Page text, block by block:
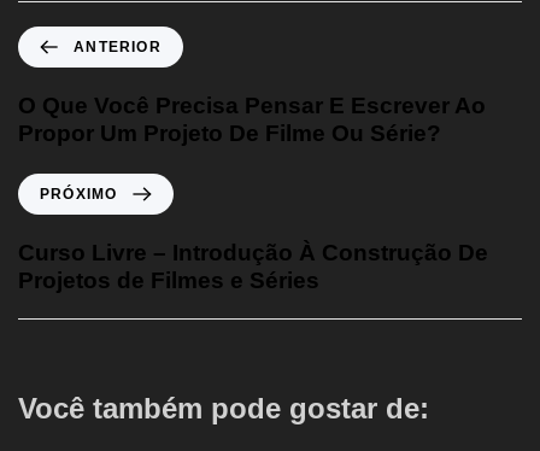
ANTERIOR
O Que Você Precisa Pensar E Escrever Ao
Propor Um Projeto De Filme Ou Série?
PRÓXIMO
Curso Livre – Introdução À Construção De
Projetos de Filmes e Séries
Você também pode gostar de: